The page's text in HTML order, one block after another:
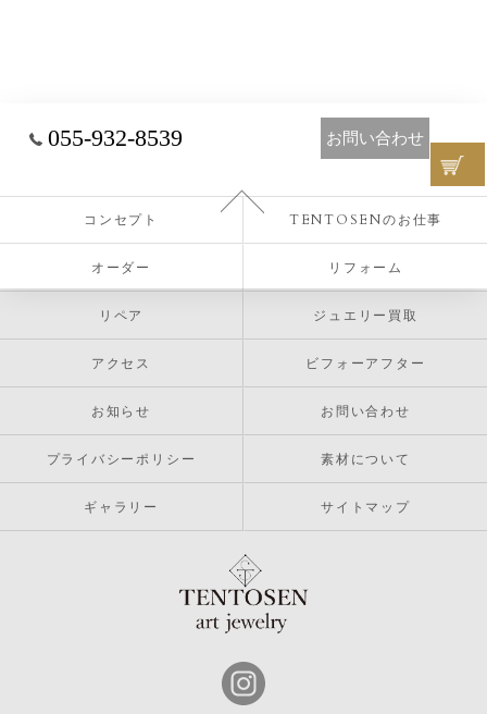
055-932-8539 お問い合わせ
コンセプト TENTOSENのお仕事
オーダー リフォーム
リペア ジュエリー買取
アクセス ビフォーアフター
お知らせ お問い合わせ
プライバシーポリシー 素材について
ギャラリー サイトマップ